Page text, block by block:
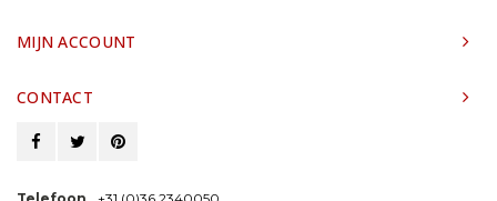
MIJN ACCOUNT
CONTACT